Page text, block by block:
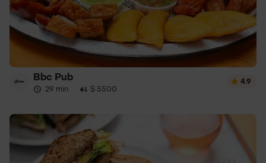
Bbc Pub
29 min · $ 5500
4.9